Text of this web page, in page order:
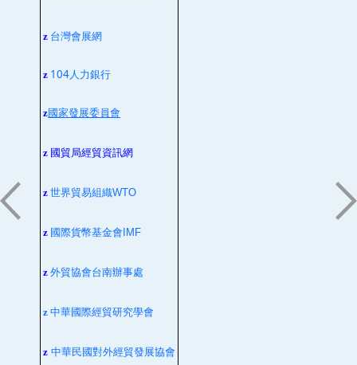
z 台灣會展網
z 104人力銀行
z國家發展委員會
z 國貿局經貿資訊網
z 世界貿易組織WTO
z 國際貨幣基金會 IMF
z 外貿協會台南辦事處
z 中華國際經貿研究學會
z 中華民國對外經貿發展協會